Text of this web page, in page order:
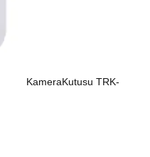
KameraKutusu TRK-